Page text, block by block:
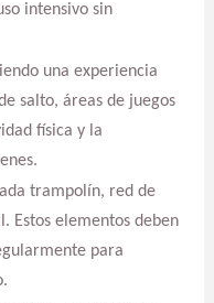
intensivo sin
una experiencia
salto, áreas de juegos
física y la
trampolín, red de
Estos elementos deben
para